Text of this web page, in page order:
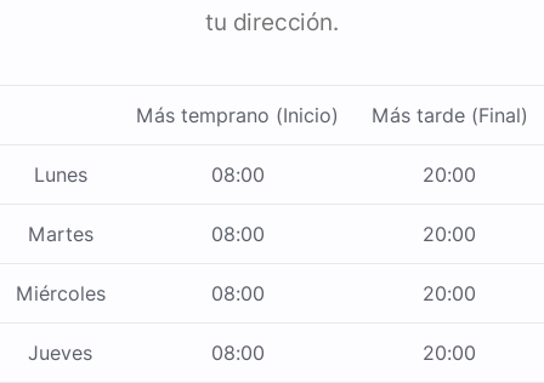
tu dirección.
Más temprano (Inicio) Más tarde (Final)
Lunes 08:00 20:00
Martes 08:00 20:00
Miércoles 08:00 20:00
Jueves 08:00 20:00